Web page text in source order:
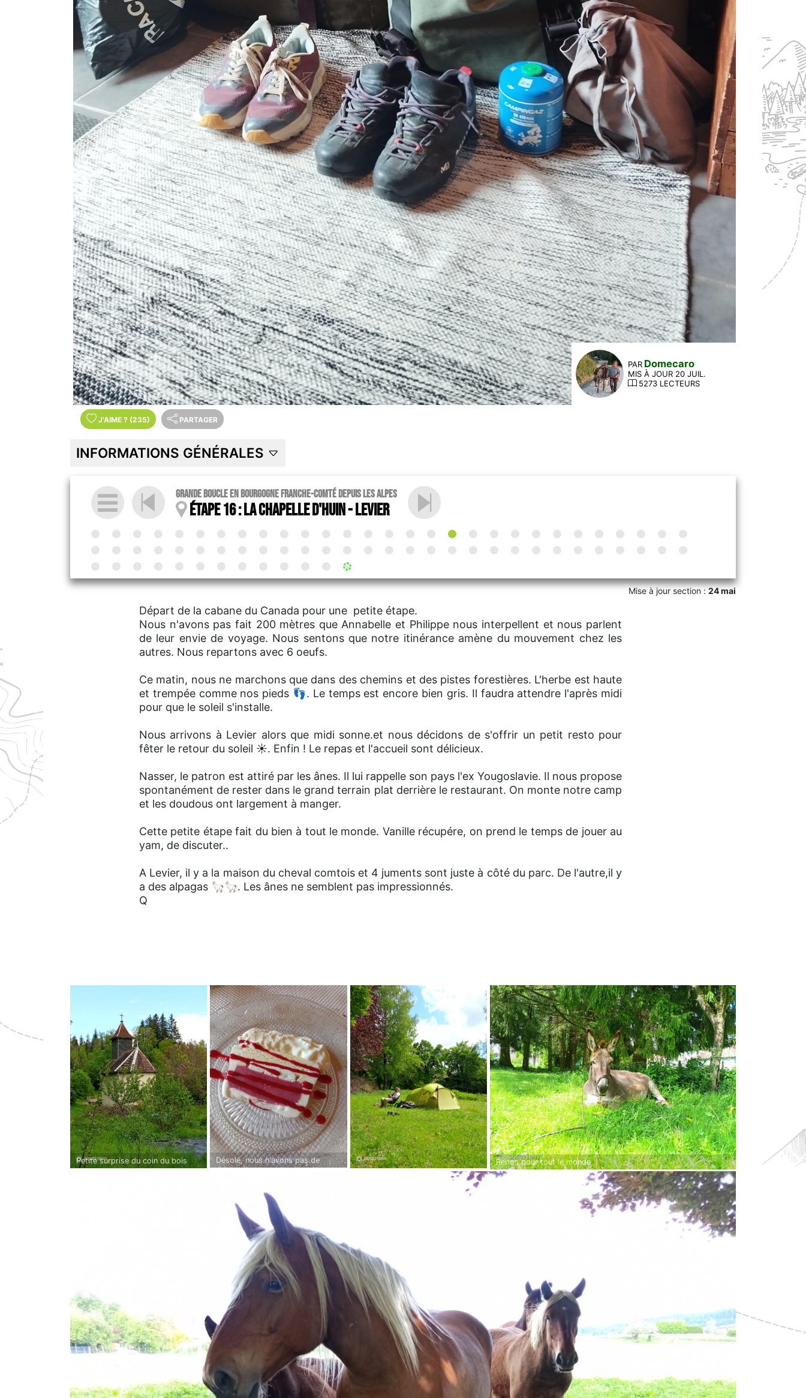
PAR Domecaro
MIS À JOUR 20 JUIL.
5273 LECTEURS
J'AIME ? (235) PARTAGER
INFORMATIONS GÉNÉRALES
Grande boucle en Bourgogne Franche-Comté depuis les Alpes
Étape 16 : La Chapelle d'Huin - Levier
Mise à jour section :24 mai
Départ de la cabane du Canada pour une petite étape.
Nous n'avons pas fait 200 mètres que Annabelle et Philippe nous interpellent et nous parlent
de leur envie de voyage. Nous sentons que notre itinérance amène du mouvement chez les
autres. Nous repartons avec 6 oeufs.
Ce matin, nous ne marchons que dans des chemins et des pistes forestières. L'herbe est haute
et trempée comme nos pieds 👣. Le temps est encore bien gris. Il faudra attendre l'après midi
pour que le soleil s'installe.
Nous arrivons à Levier alors que midi sonne.et nous décidons de s'offrir un petit resto pour
fêter le retour du soleil ☀️. Enfin ! Le repas et l'accueil sont délicieux.
Nasser, le patron est attiré par les ânes. Il lui rappelle son pays l'ex Yougoslavie. Il nous propose
spontanément de rester dans le grand terrain plat derrière le restaurant. On monte notre camp
et les doudous ont largement à manger.
Cette petite étape fait du bien à tout le monde. Vanille récupére, on prend le temps de jouer au
yam, de discuter..
A Levier, il y a la maison du cheval comtois et 4 juments sont juste à côté du parc. De l'autre,il y
a des alpagas 🦙🦙. Les ânes ne semblent pas impressionnés.
Q
Petite surprise du coin du bois
Désolé, nous n'avons pas de
Repos pour tout le monde